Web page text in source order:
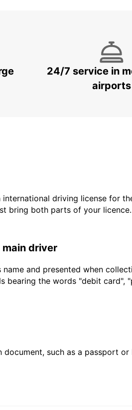
24/7 service in
airports
driving license for
bring both parts of your licence.
driver
and presented when
bearing the words "debit card",
such as a passport or